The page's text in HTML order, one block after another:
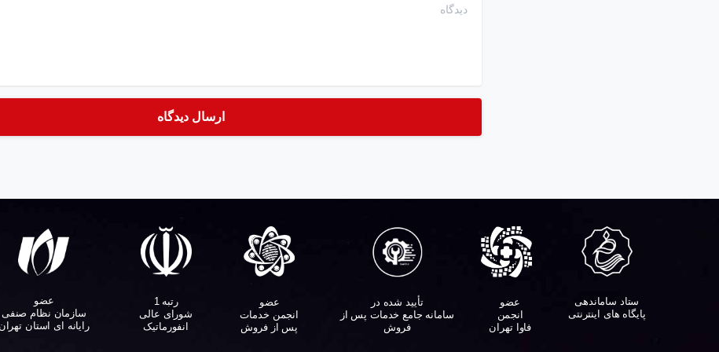
دیدگاه
ستاد ساماندهی
پایگاه های اینترنتی
عضو
انجمن
فاوا تهران
تأیید شده در
سامانه جامع خدمات پس از
فروش
عضو
انجمن خدمات
پس از فروش
رتبه 1
شورای عالی
انفورماتیک
عضو
سازمان نظام صنفی
رایانه ای استان تهران